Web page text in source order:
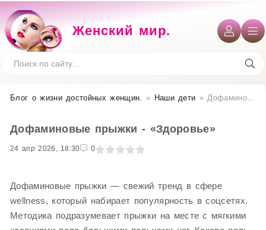
Женский мир.
Блог о жизни достойных женщин​. » Наши дети » Дофаминовые прыжки - «Здоровье»
Дофаминовые прыжки - «Здоровье»
24 апр 2026, 18:30 0
1 2 3 4 5
Дофаминовые прыжки — свежий тренд в сфере
wellness, который набирает популярность в соцсетях.
Методика подразумевает прыжки на месте с мягкими